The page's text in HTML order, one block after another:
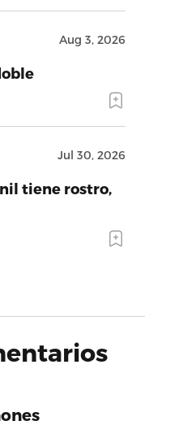
Aug 3, 2026
Jul 30, 2026
tiene rostro,